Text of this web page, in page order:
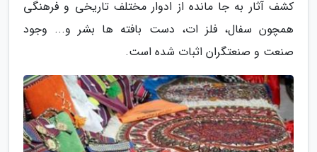
کشف آثار به جا مانده از ادوار مختلف تاریخی و فرهنگی
همچون سفال، فلز ات، دست بافته ها بشر و... وجود
صنعت و صنعتگران اثبات شده است.